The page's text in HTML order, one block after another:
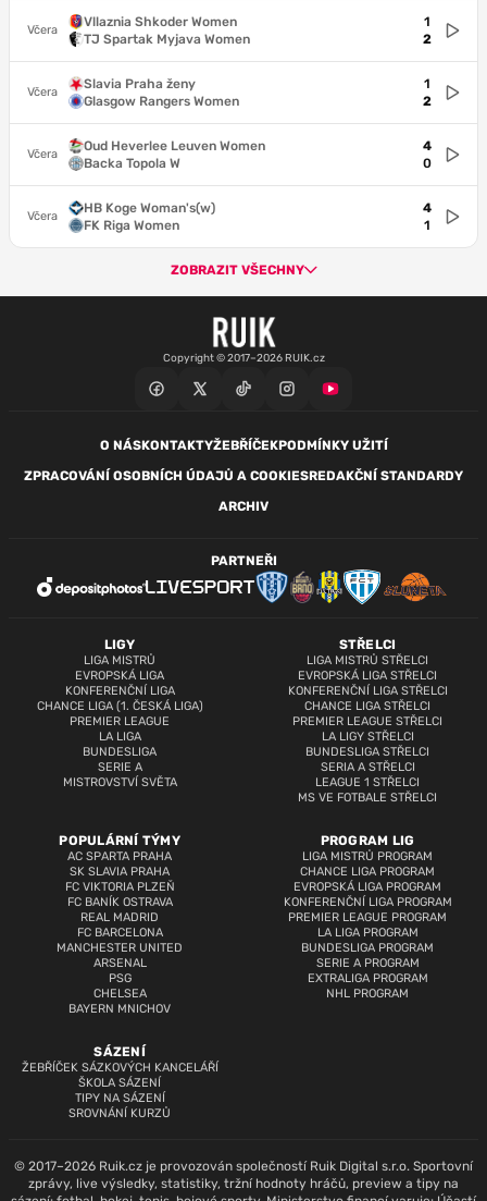
Včera
Vllaznia Shkoder Women
TJ Spartak Myjava Women
1
2
Včera
Slavia Praha ženy
Glasgow Rangers Women
1
2
Včera
Oud Heverlee Leuven Women
Backa Topola W
4
0
Včera
HB Koge Woman's(w)
FK Riga Women
4
1
ZOBRAZIT VŠECHNY
Copyright © 2017–2026 RUIK.cz
O NÁSKONTAKTYŽEBŘÍČEKPODMÍNKY UŽITÍ
ZPRACOVÁNÍ OSOBNÍCH ÚDAJŮ A COOKIESREDAKČNÍ STANDARDY
ARCHIV
LIGY
LIGA MISTRŮ
EVROPSKÁ LIGA
KONFERENČNÍ LIGA
CHANCE LIGA (1. ČESKÁ LIGA)
PREMIER LEAGUE
LA LIGA
BUNDESLIGA
SERIE A
MISTROVSTVÍ SVĚTA
STŘELCI
LIGA MISTRŮ STŘELCI
EVROPSKÁ LIGA STŘELCI
KONFERENČNÍ LIGA STŘELCI
CHANCE LIGA STŘELCI
PREMIER LEAGUE STŘELCI
LA LIGY STŘELCI
BUNDESLIGA STŘELCI
SERIA A STŘELCI
LEAGUE 1 STŘELCI
MS VE FOTBALE STŘELCI
POPULÁRNÍ TÝMY
AC SPARTA PRAHA
SK SLAVIA PRAHA
FC VIKTORIA PLZEŇ
FC BANÍK OSTRAVA
REAL MADRID
FC BARCELONA
MANCHESTER UNITED
ARSENAL
PSG
CHELSEA
BAYERN MNICHOV
PROGRAM LIG
LIGA MISTRŮ PROGRAM
CHANCE LIGA PROGRAM
EVROPSKÁ LIGA PROGRAM
KONFERENČNÍ LIGA PROGRAM
PREMIER LEAGUE PROGRAM
LA LIGA PROGRAM
BUNDESLIGA PROGRAM
SERIE A PROGRAM
EXTRALIGA PROGRAM
NHL PROGRAM
SÁZENÍ
ŽEBŘÍČEK SÁZKOVÝCH KANCELÁŘÍ
ŠKOLA SÁZENÍ
TIPY NA SÁZENÍ
SROVNÁNÍ KURZŮ
PARTNEŘI
© 2017–2026 Ruik.cz je provozován společností Ruik Digital s.r.o. Sportovní
zprávy, live výsledky, statistiky, tržní hodnoty hráčů, preview a tipy na